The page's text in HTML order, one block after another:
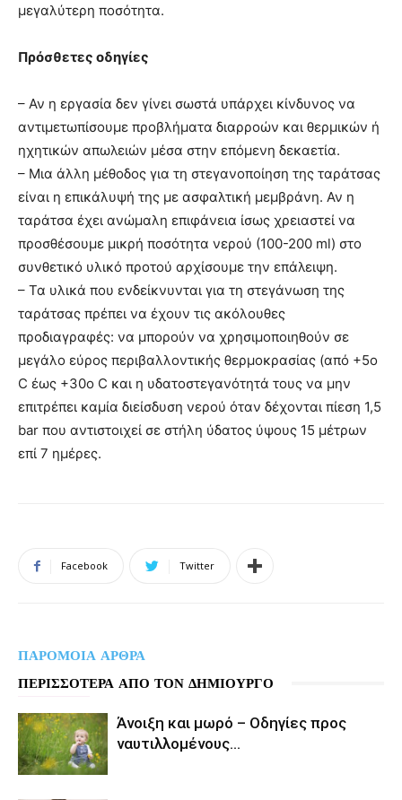
μεγαλύτερη ποσότητα.
Πρόσθετες οδηγίες
– Αν η εργασία δεν γίνει σωστά υπάρχει κίνδυνος να
αντιμετωπίσουμε προβλήματα διαρροών και θερμικών ή
ηχητικών απωλειών μέσα στην επόμενη δεκαετία.
– Μια άλλη μέθοδος για τη στεγανοποίηση της ταράτσας
είναι η επικάλυψή της με ασφαλτική μεμβράνη. Αν η
ταράτσα έχει ανώμαλη επιφάνεια ίσως χρειαστεί να
προσθέσουμε μικρή ποσότητα νερού (100-200 ml) στο
συνθετικό υλικό προτού αρχίσουμε την επάλειψη.
– Τα υλικά που ενδείκνυνται για τη στεγάνωση της
ταράτσας πρέπει να έχουν τις ακόλουθες
προδιαγραφές: να μπορούν να χρησιμοποιηθούν σε
μεγάλο εύρος περιβαλλοντικής θερμοκρασίας (από +5ο
C έως +30ο C και η υδατοστεγανότητά τους να μην
επιτρέπει καμία διείσδυση νερού όταν δέχονται πίεση 1,5
bar που αντιστοιχεί σε στήλη ύδατος ύψους 15 μέτρων
επί 7 ημέρες.
Facebook Twitter
ΠΑΡΟΜΟΙΑ ΑΡΘΡΑ
ΠΕΡΙΣΣΟΤΕΡΑ ΑΠΟ ΤΟΝ ΔΗΜΙΟΥΡΓΟ
Άνοιξη και μωρό – Οδηγίες προς
ναυτιλλομένους…